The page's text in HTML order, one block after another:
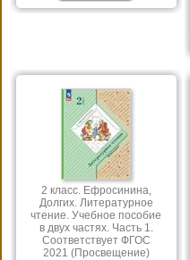
2 класс. Ефросинина,
Долгих. Литературное
чтение. Учебное пособие
в двух частях. Часть 1.
Соответствует ФГОС
2021 (Просвещение)